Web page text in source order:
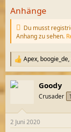
Anhänge
Du musst
Anhang zu sehen.
R
e
a
k
e
Apex, boogie_de,
Goody
Crusader
2 Juni 2020